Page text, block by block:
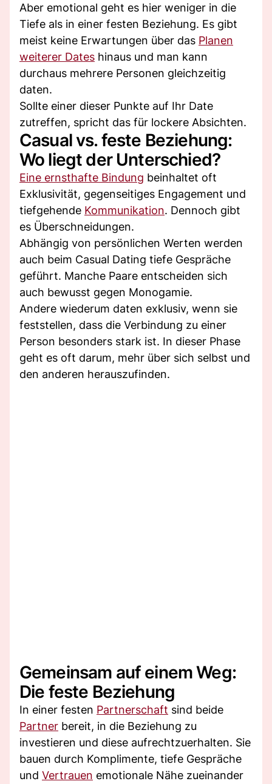
Aber emotional geht es hier weniger in die
Tiefe als in einer festen Beziehung. Es gibt
meist keine Erwartungen über das Planen
weiterer Dates hinaus und man kann
durchaus mehrere Personen gleichzeitig
daten.
Sollte einer dieser Punkte auf Ihr Date
zutreffen, spricht das für lockere Absichten.
Casual vs. feste Beziehung:
Wo liegt der Unterschied?
Eine ernsthafte Bindung beinhaltet oft
Exklusivität, gegenseitiges Engagement und
tiefgehende Kommunikation. Dennoch gibt
es Überschneidungen.
Abhängig von persönlichen Werten werden
auch beim Casual Dating tiefe Gespräche
geführt. Manche Paare entscheiden sich
auch bewusst gegen Monogamie.
Andere wiederum daten exklusiv, wenn sie
feststellen, dass die Verbindung zu einer
Person besonders stark ist. In dieser Phase
geht es oft darum, mehr über sich selbst und
den anderen herauszufinden.
Gemeinsam auf einem Weg:
Die feste Beziehung
In einer festen Partnerschaft sind beide
Partner bereit, in die Beziehung zu
investieren und diese aufrechtzuerhalten. Sie
bauen durch Komplimente, tiefe Gespräche
und Vertrauen emotionale Nähe zueinander